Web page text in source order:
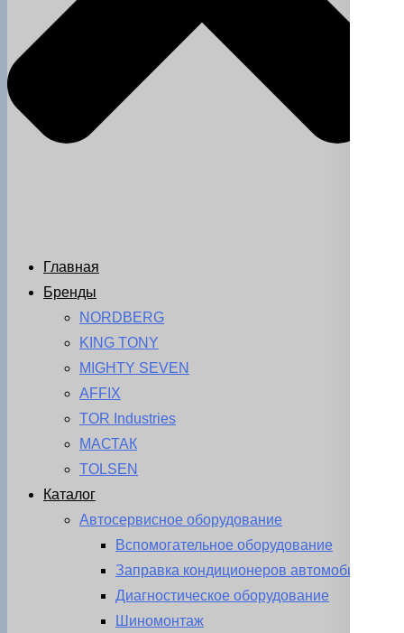
Главная
Бренды
NORDBERG
KING TONY
MIGHTY SEVEN
AFFIX
TOR Industries
МАСТАК
TOLSEN
Каталог
Автосервисное оборудование
Вспомогательное оборудование
Заправка кондиционеров автомобиля
Диагностическое оборудование
Шиномонтаж